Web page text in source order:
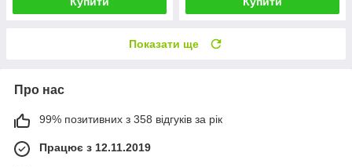
Показати ще
Про нас
99% позитивних з 358 відгуків за рік
Працює з 12.11.2019